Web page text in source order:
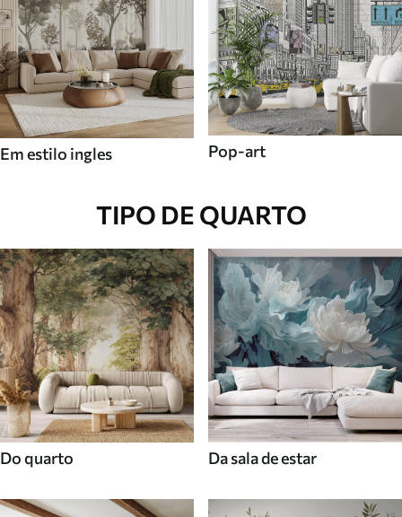
Em estilo ingles Pop-art
TIPO DE QUARTO
Do quarto Da sala de estar